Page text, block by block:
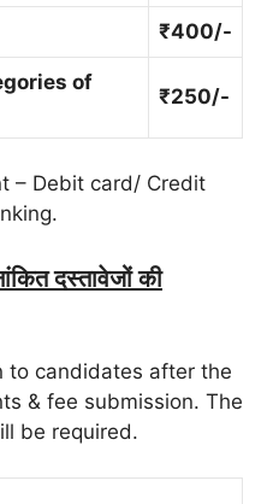
₹400/-
of
₹250/-
– Debit card/ Credit
दस्तावेजों की
to candidates after the
& fee submission. The
be required.